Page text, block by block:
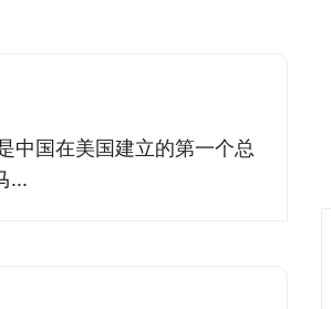
中国在美国建立的第一个总
...